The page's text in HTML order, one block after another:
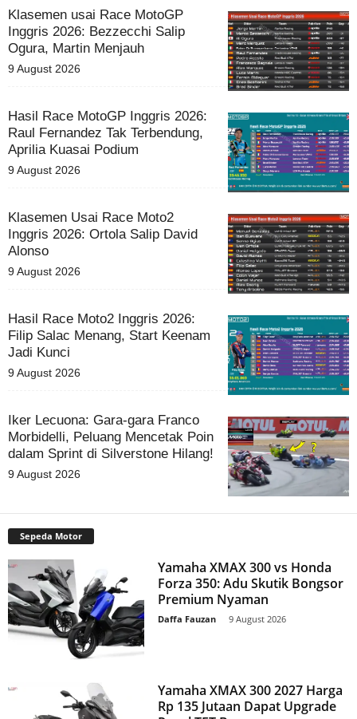
Klasemen usai Race MotoGP
Inggris 2026: Bezzecchi Salip
Ogura, Martin Menjauh
9 August 2026
Hasil Race MotoGP Inggris 2026:
Raul Fernandez Tak Terbendung,
Aprilia Kuasai Podium
9 August 2026
Klasemen Usai Race Moto2
Inggris 2026: Ortola Salip David
Alonso
9 August 2026
Hasil Race Moto2 Inggris 2026:
Filip Salac Menang, Start Keenam
Jadi Kunci
9 August 2026
Iker Lecuona: Gara-gara Franco
Morbidelli, Peluang Mencetak Poin
dalam Sprint di Silverstone Hilang!
9 August 2026
Sepeda Motor
Yamaha XMAX 300 vs Honda
Forza 350: Adu Skutik Bongsor
Premium Nyaman
Daffa Fauzan 9 August 2026
Yamaha XMAX 300 2027 Harga
Rp 135 Jutaan Dapat Upgrade